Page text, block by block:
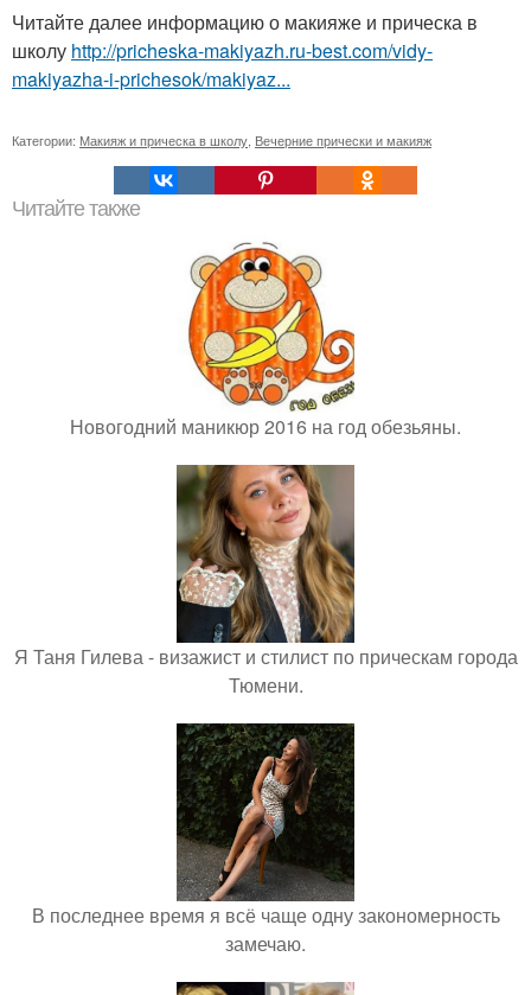
Читайте далее информацию о макияже и прическа в
школу http://pricheska-makiyazh.ru-best.com/vidy-
makiyazha-i-prichesok/makiyaz...
Категории: Макияж и прическа в школу Вечерние прически и макияж
Читайте также
Новогодний маникюр 2016 на год обезьяны.
Я Таня Гилева - визажист и стилист по прическам города
Тюмени.
В последнее время я всё чаще одну закономерность
замечаю.